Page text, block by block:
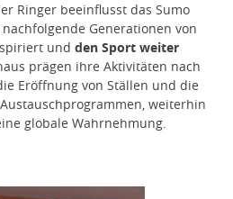
Ringer beeinflusst das Sumo
Generationen von
und den Sport weiter
prägen ihre Aktivitäten nach
Eröffnung von Ställen und die
weiterhin
globale Wahrnehmung.